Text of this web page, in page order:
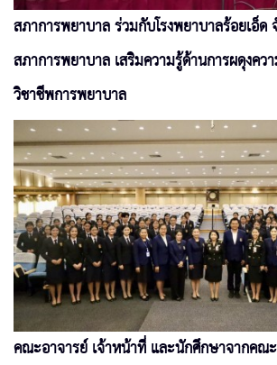
สภาการพยาบาล ร่วมกับโรงพยาบาลร้อยเอ็ด
สภาการพยาบาล เสริมความรู้ด้านการผดุงคว
วิชาชีพการพยาบาล
คณะอาจารย์ เจ้าหน้าที่ และนักศึกษาจากคณ